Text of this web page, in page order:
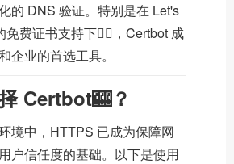
的 DNS 验证。特别是在 Let's
免费证书支持下🤽‍♀️，Certbot 成
企业的首选工具。
Certbot🎰？
境中，HTTPS 已成为保障网
户信任度的基础。以下是使用